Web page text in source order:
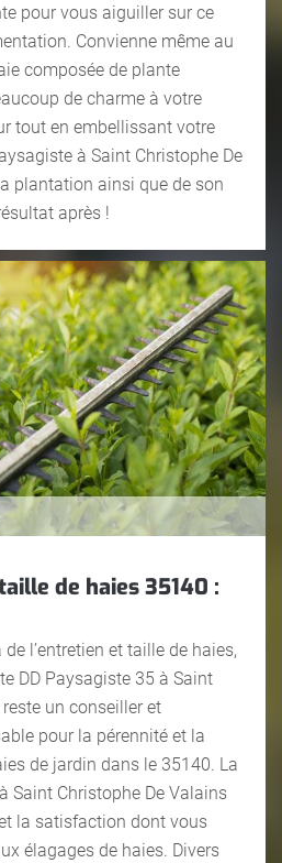
pour vous aiguiller sur ce
Convienne même au
composée de plante
de charme à votre
tout en embellissant votre
à Saint Christophe De
plantation ainsi que de son
après !
de haies 35140 :
l’entretien et taille de haies,
DD Paysagiste 35 à Saint
un conseiller et
pour la pérennité et la
de jardin dans le 35140. La
Saint Christophe De Valains
la satisfaction dont vous
élagages de haies. Divers